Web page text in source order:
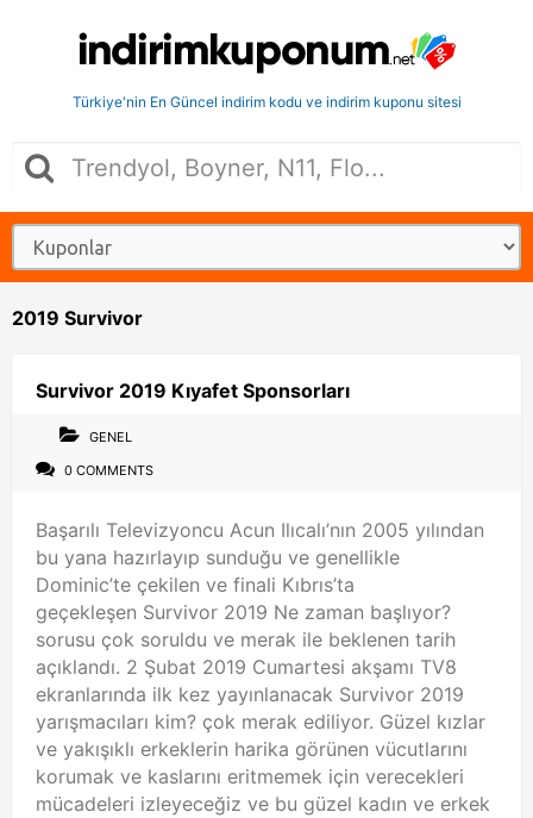
Türkiye'nin En Güncel indirim kodu ve indirim kuponu sitesi
2019 Survivor
Survivor 2019 Kıyafet Sponsorları
GENEL
0 COMMENTS
Başarılı Televizyoncu Acun Ilıcalı’nın 2005 yılından
bu yana hazırlayıp sunduğu ve genellikle
Dominic’te çekilen ve finali Kıbrıs’ta
geçekleşen Survivor 2019 Ne zaman başlıyor?
sorusu çok soruldu ve merak ile beklenen tarih
açıklandı. 2 Şubat 2019 Cumartesi akşamı TV8
ekranlarında ilk kez yayınlanacak Survivor 2019
yarışmacıları kim? çok merak ediliyor. Güzel kızlar
ve yakışıklı erkeklerin harika görünen vücutlarını
korumak ve kaslarını eritmemek için verecekleri
mücadeleri izleyeceğiz ve bu güzel kadın ve erkek